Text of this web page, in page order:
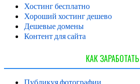
Хостинг бесплатно
Хороший хостинг дешево
Дешевые домены
Контент для сайта
КАК ЗАРАБОТАТЬ
Публикуя фотографии